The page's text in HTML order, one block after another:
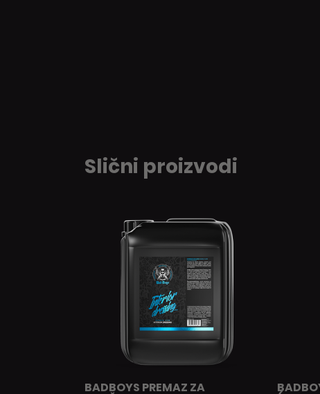
Slični proizvodi
BADBOYS PREMAZ ZA